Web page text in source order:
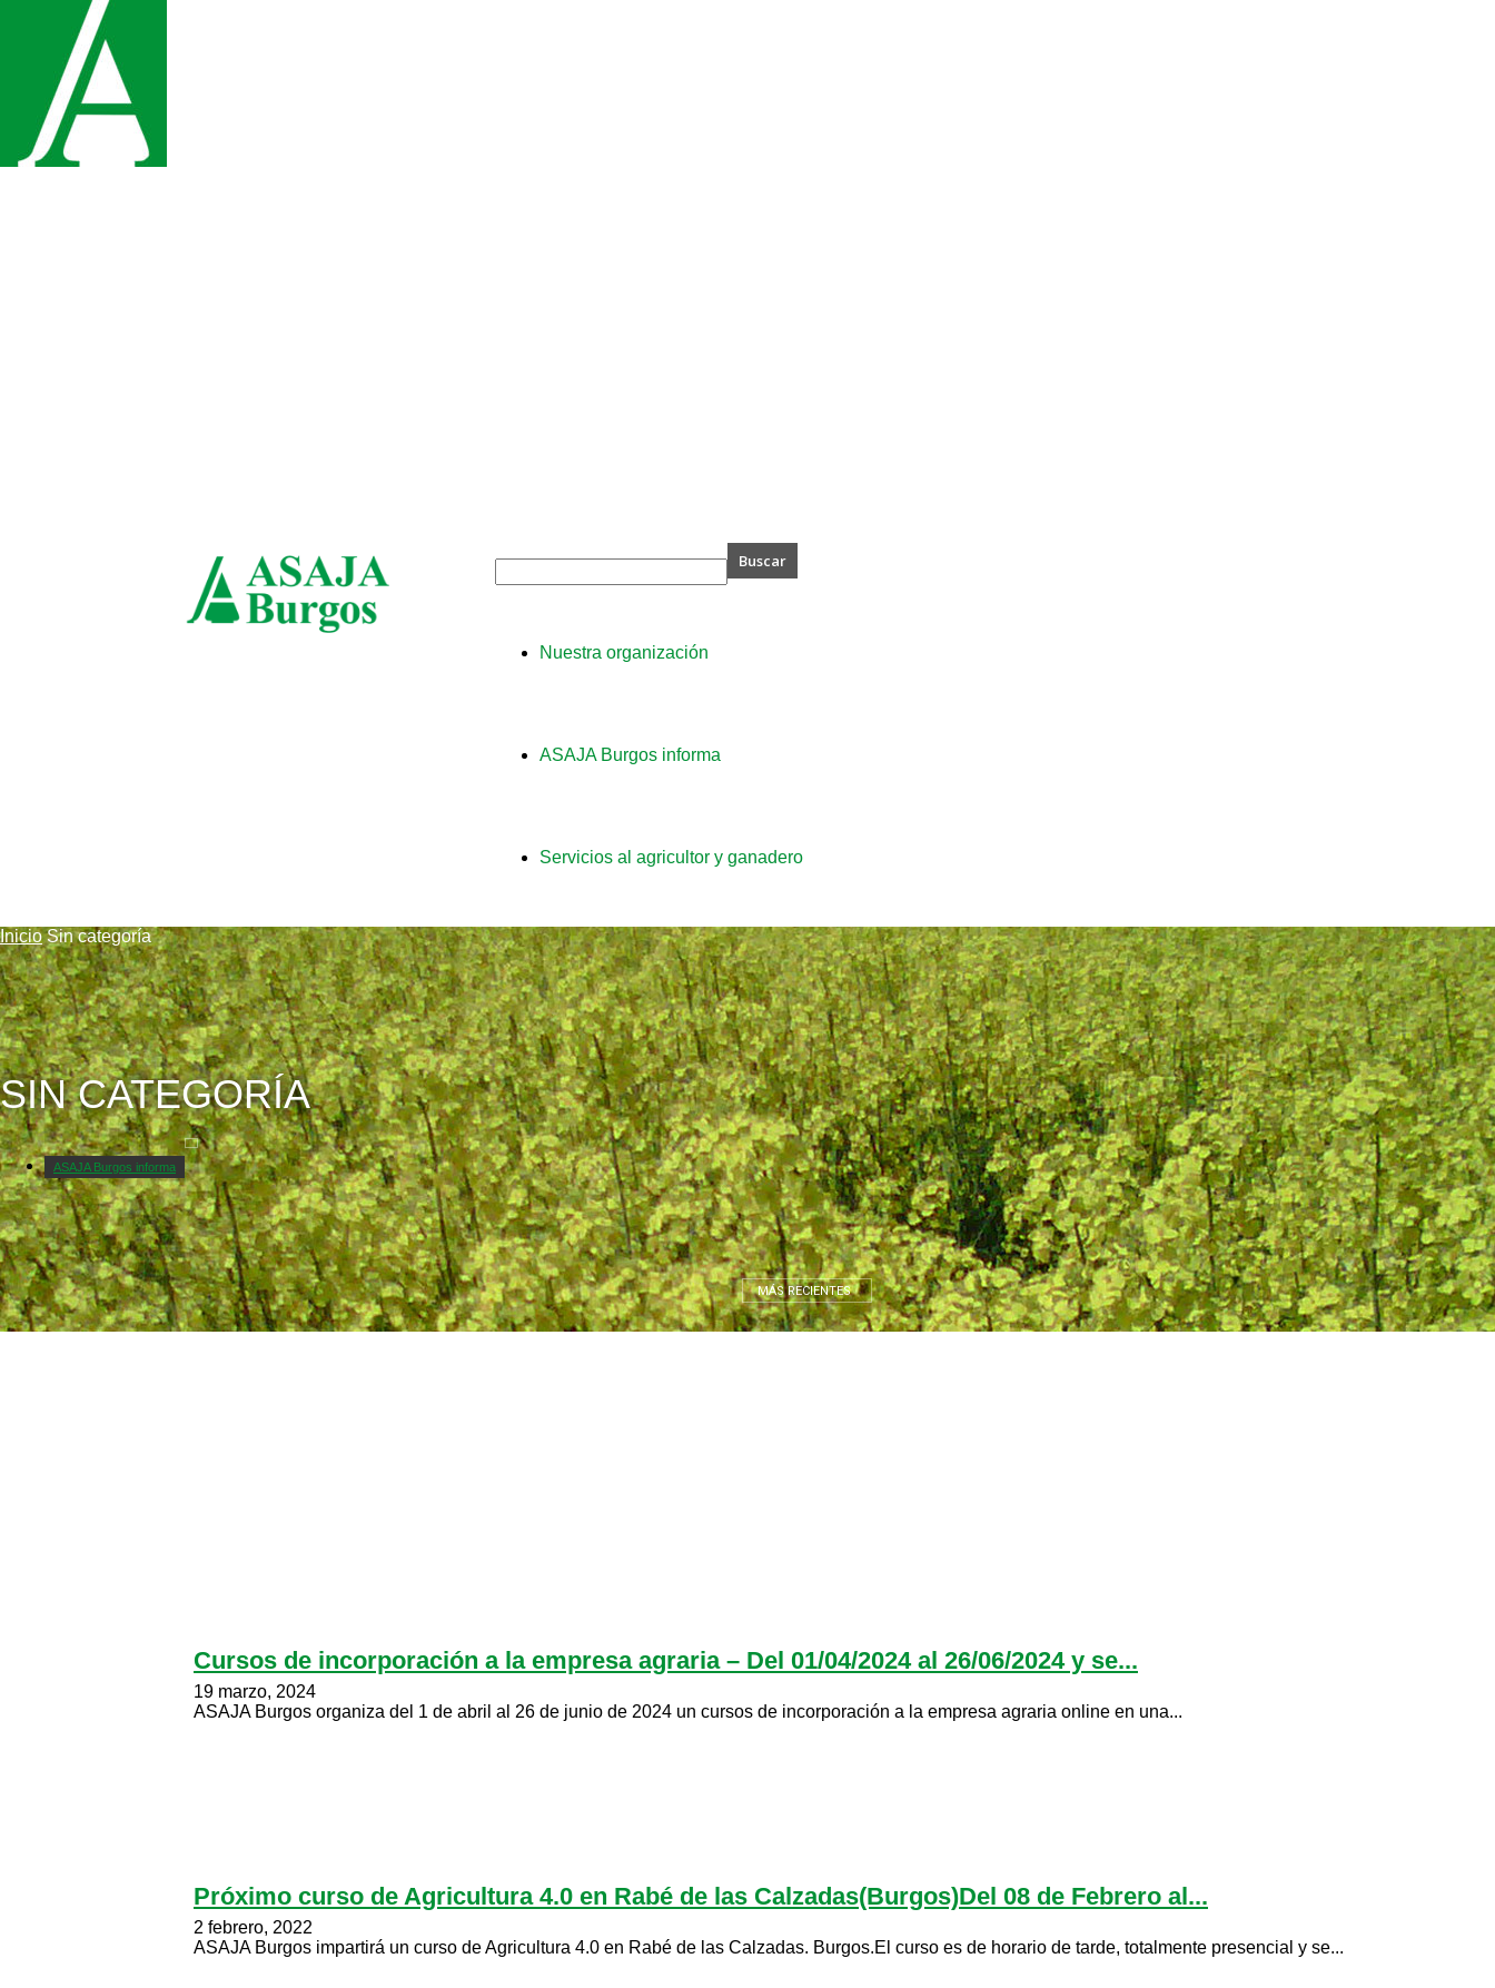
Nuestra organización
ASAJA Burgos informa
Servicios al agricultor y ganadero
Inicio Sin categoría
SIN CATEGORÍA
ASAJA Burgos informa
Contacto
Nuestra organización
MÁS RECIENTES
Cursos de incorporación a la empresa agraria – Del 01/04/2024 al 26/06/2024 y se...
19 marzo, 2024
ASAJA Burgos organiza del 1 de abril al 26 de junio de 2024 un cursos de incorporación a la empresa agraria online en una...
Próximo curso de Agricultura 4.0 en Rabé de las Calzadas(Burgos)Del 08 de Febrero al...
2 febrero, 2022
ASAJA Burgos impartirá un curso de Agricultura 4.0 en Rabé de las Calzadas. Burgos.El curso es de horario de tarde, totalmente presencial y se...